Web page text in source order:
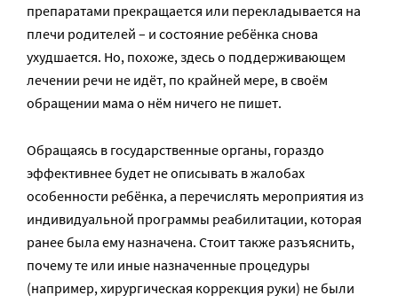
препаратами прекращается или перекладывается на
плечи родителей – и состояние ребёнка снова
ухудшается. Но, похоже, здесь о поддерживающем
лечении речи не идёт, по крайней мере, в своём
обращении мама о нём ничего не пишет.
Обращаясь в государственные органы, гораздо
эффективнее будет не описывать в жалобах
особенности ребёнка, а перечислять мероприятия из
индивидуальной программы реабилитации, которая
ранее была ему назначена. Стоит также разъяснить,
почему те или иные назначенные процедуры
(например, хирургическая коррекция руки) не были